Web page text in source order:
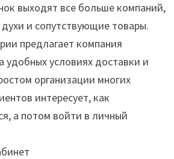
выходят все больше компаний,
и сопутствующие товары.
предлагает компания
удобных условиях доставки и
организации многих
интересует, как
а потом войти в личный